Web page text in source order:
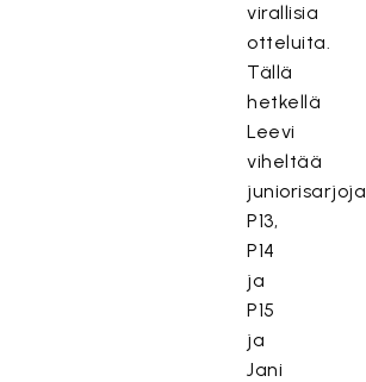
virallisia
otteluita.
Tällä
hetkellä
Leevi
viheltää
juniorisarjoja
P13,
P14
ja
P15
ja
Jani